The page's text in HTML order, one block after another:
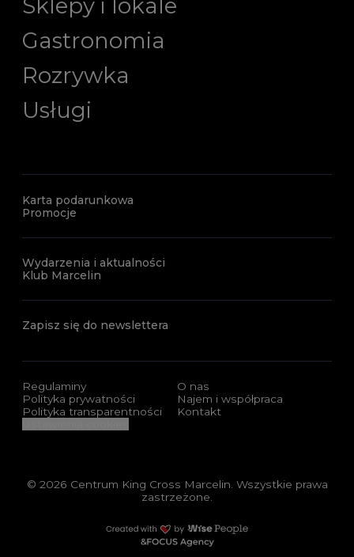
Gastronomia
Rozrywka
Usługi
Karta podarunkowa
Promocje
Wydarzenia i aktualności
Klub Marcelin
Zapisz się do newslettera
Regulaminy
Polityka prywatności
Polityka transparentności
O nas
Najem i współpraca
Kontakt
© 2026 Centrum King Cross Marcelin. Wszystkie prawa
zastrzeżone.